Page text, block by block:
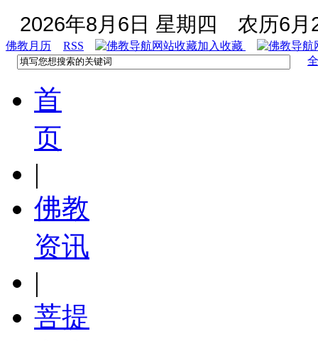
2026年8月6日 星期四 农历6月
佛教月历 RSS
加入收藏
首
页
|
佛教
资讯
|
菩提